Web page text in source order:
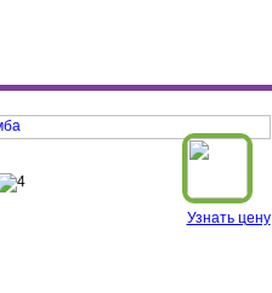
Узнать цену